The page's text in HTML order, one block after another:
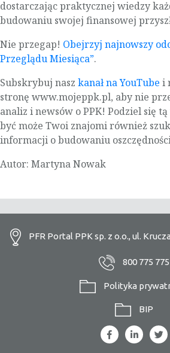
dostarczając praktycznej wiedzy
budowaniu swojej finansowej
Nie przegap! Obejrzyj najnowszy
Przeglądu Miesiąca”.
Subskrybuj nasz kanał na YouTube i
stronę www.mojeppk.pl, aby nie
analiz i newsów o PPK! Podziel się
być może Twoi znajomi również
informacji o budowaniu
Autor: Martyna Nowak
PFR Portal PPK sp. z o.o., ul.
800 775 775
Polityka
BIP